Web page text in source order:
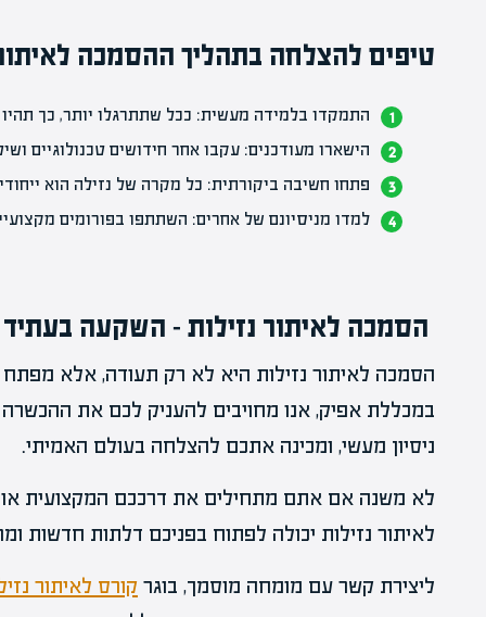
טיפים להצלחה בתהליך ההסמכה
התמקדו בלמידה מעשית: ככל שתתרגלו יותר, כך
הישארו מעודכנים: עקבו אחר חידושים טכנולוגיים
פתחו חשיבה ביקורתית: כל מקרה של נזילה הוא
למדו מניסיונם של אחרים: השתתפו בפורומים
הסמכה לאיתור נזילות – השקעה
הסמכה לאיתור נזילות היא לא רק תעודה, אלא
במכללת אפיק, אנו מחויבים להעניק לכם את
ניסיון מעשי, ומכינה אתכם להצלחה בעולם האמיתי.
לא משנה אם אתם מתחילים את דרככם המקצועית
לאיתור נזילות יכולה לפתוח בפניכם דלתות חדשות
ליצירת קשר עם מומחה מוסמך, בוגר קורס לאיתור